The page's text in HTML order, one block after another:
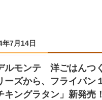
年7月14日
ルモンテ 洋ごはん
ーズから、フライパン
キングラタン」新発売